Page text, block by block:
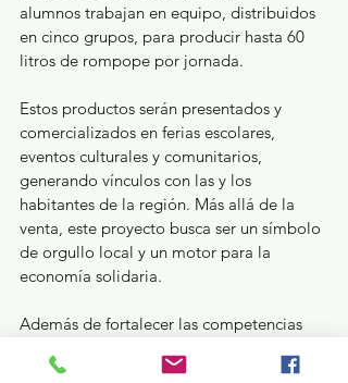
alumnos trabajan en equipo, distribuidos
en cinco grupos, para producir hasta 60
litros de rompope por jornada.
Estos productos serán presentados y
comercializados en ferias escolares,
eventos culturales y comunitarios,
generando vínculos con las y los
habitantes de la región. Más allá de la
venta, este proyecto busca ser un símbolo
de orgullo local y un motor para la
economía solidaria.
Además de fortalecer las competencias
estudiantes, este emprendimiento